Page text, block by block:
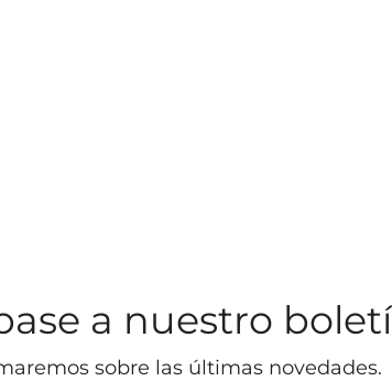
a nuestro
sobre las últimas novedades.